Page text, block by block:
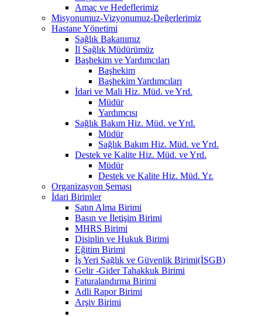
Amaç ve Hedeflerimiz
Misyonumuz-Vizyonumuz-Değerlerimiz
Hastane Yönetimi
Sağlık Bakanımız
İl Sağlık Müdürümüz
Başhekim ve Yardımcıları
Başhekim
Başhekim Yardımcıları
İdari ve Mali Hiz. Müd. ve Yrd.
Müdür
Yardımcısı
Sağlık Bakım Hiz. Müd. ve Yrd.
Müdür
Sağlık Bakım Hiz. Müd. ve Yrd.
Destek ve Kalite Hiz. Müd. ve Yrd.
Müdür
Destek ve Kalite Hiz. Müd. Yr.
Organizasyon Şeması
İdari Birimler
Satın Alma Birimi
Basın ve İletişim Birimi
MHRS Birimi
Disiplin ve Hukuk Birimi
Eğitim Birimi
İş Yeri Sağlık ve Güvenlik Birimi(İSGB)
Gelir -Gider Tahakkuk Birimi
Faturalandırma Birimi
Adli Rapor Birimi
Arşiv Birimi